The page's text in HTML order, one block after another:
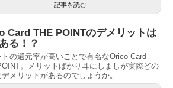
記事を読む
Card THE POINTのデメリットは
る！？
トの還元率が高いことで有名なOrico Card
。メリットばかり耳にしましが実際どの
デメリットがあるのでしょうか。